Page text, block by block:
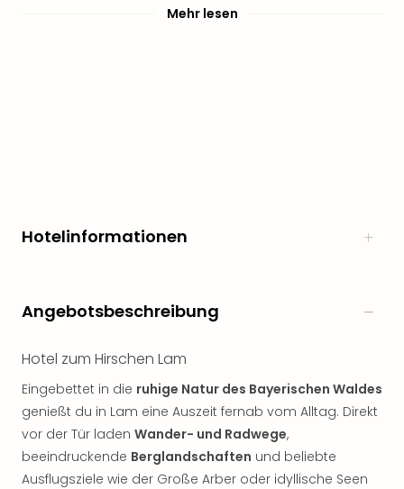
Mehr lesen
Hotelinformationen
Angebotsbeschreibung
Hotel zum Hirschen Lam
Eingebettet in die ruhige Natur des Bayerischen Waldes
genießt du in Lam eine Auszeit fernab vom Alltag. Direkt
vor der Tür laden Wander- und Radwege,
beeindruckende Berglandschaften und beliebte
Ausflugsziele wie der Große Arber oder idyllische Seen